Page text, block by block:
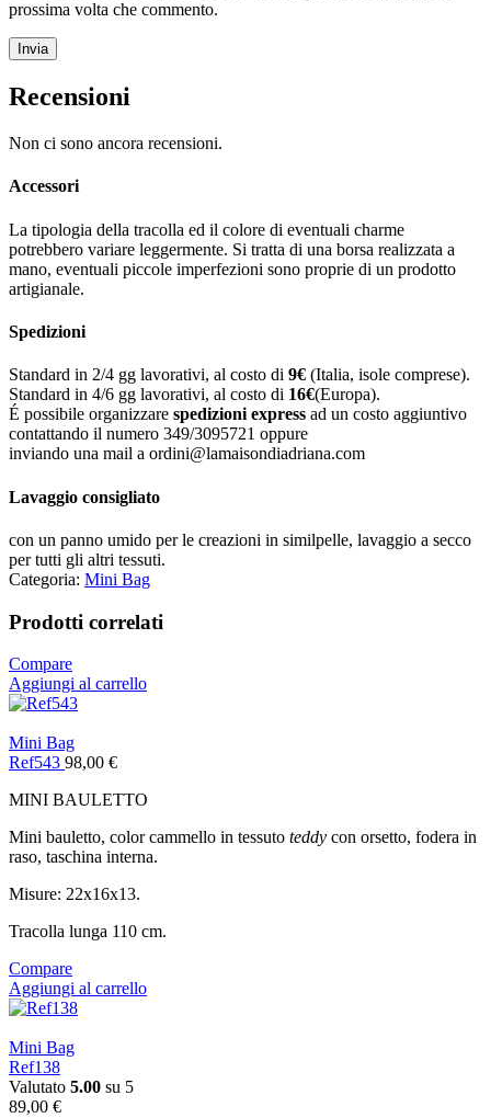
prossima volta che commento.
Recensioni
Non ci sono ancora recensioni.
Accessori
La tipologia della tracolla ed il colore di eventuali charme
potrebbero variare leggermente. Si tratta di una borsa realizzata a
mano, eventuali piccole imperfezioni sono proprie di un prodotto
artigianale.
Spedizioni
Standard in 2/4 gg lavorativi, al costo di 9€ (Italia, isole comprese).
Standard in 4/6 gg lavorativi, al costo di 16€(Europa).
É possibile organizzare spedizioni express ad un costo aggiuntivo
contattando il numero 349/3095721 oppure
inviando una mail a ordini@lamaisondiadriana.com
Lavaggio consigliato
con un panno umido per le creazioni in similpelle, lavaggio a secco
per tutti gli altri tessuti.
Categoria: Mini Bag
Prodotti correlati
Compare
Aggiungi al carrello
Mini Bag
Ref543 98,00 €
MINI BAULETTO
Mini bauletto, color cammello in tessuto teddy con orsetto, fodera in
raso, taschina interna.
Misure: 22x16x13.
Tracolla lunga 110 cm.
Compare
Aggiungi al carrello
Mini Bag
Ref138
Valutato 5.00 su 5
89,00 €